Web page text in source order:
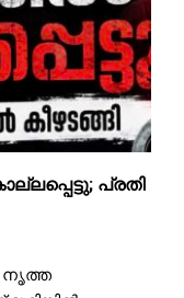
പ്രതി
നൃത്ത